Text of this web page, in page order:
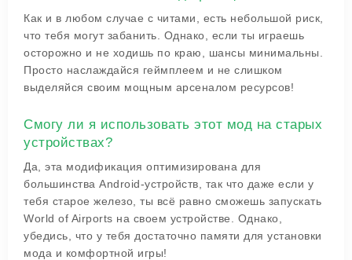
Как и в любом случае с читами, есть небольшой риск,
что тебя могут забанить. Однако, если ты играешь
осторожно и не ходишь по краю, шансы минимальны.
Просто наслаждайся геймплеем и не слишком
выделяйся своим мощным арсеналом ресурсов!
Смогу ли я использовать этот мод на старых
устройствах?
Да, эта модификация оптимизирована для
большинства Android-устройств, так что даже если у
тебя старое железо, ты всё равно сможешь запускать
World of Airports на своем устройстве. Однако,
убедись, что у тебя достаточно памяти для установки
мода и комфортной игры!